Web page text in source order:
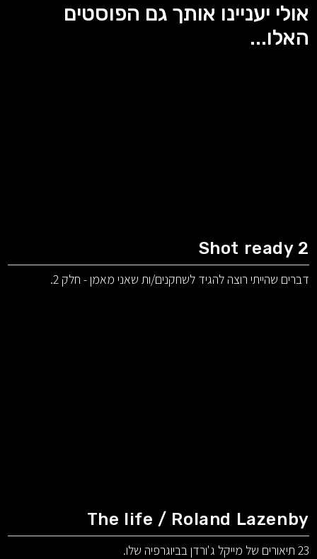
אולי יעניינו אותך גם הפוסטים
האלו...
Shot ready 2
דברים שהייתי רוצה להגיד לשחקנים/ות שאני מאמן - חלק 2.
The life / Roland Lazenby
23 תיאורים של מייקל ג'ורדן בביוגרפיה שלו.